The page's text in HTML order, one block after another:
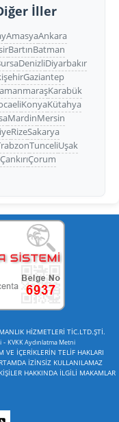
İller
AmasyaAnkara
BartınBatman
DenizliDiyarbakır
Gaziantep
Karabük
KonyaKütahya
MardinMersin
RizeSakarya
TunceliUşak
ÇankırıÇorum
HİZMETLERİ TİC.LTD.ŞTİ.
- KVKK Aydınlatma Metni
İÇERİKLERİN TELİF HAKLARI
İZİNSİZ KULLANILAMAZ
HAKKINDA İLGİLİ MAKAMLAR